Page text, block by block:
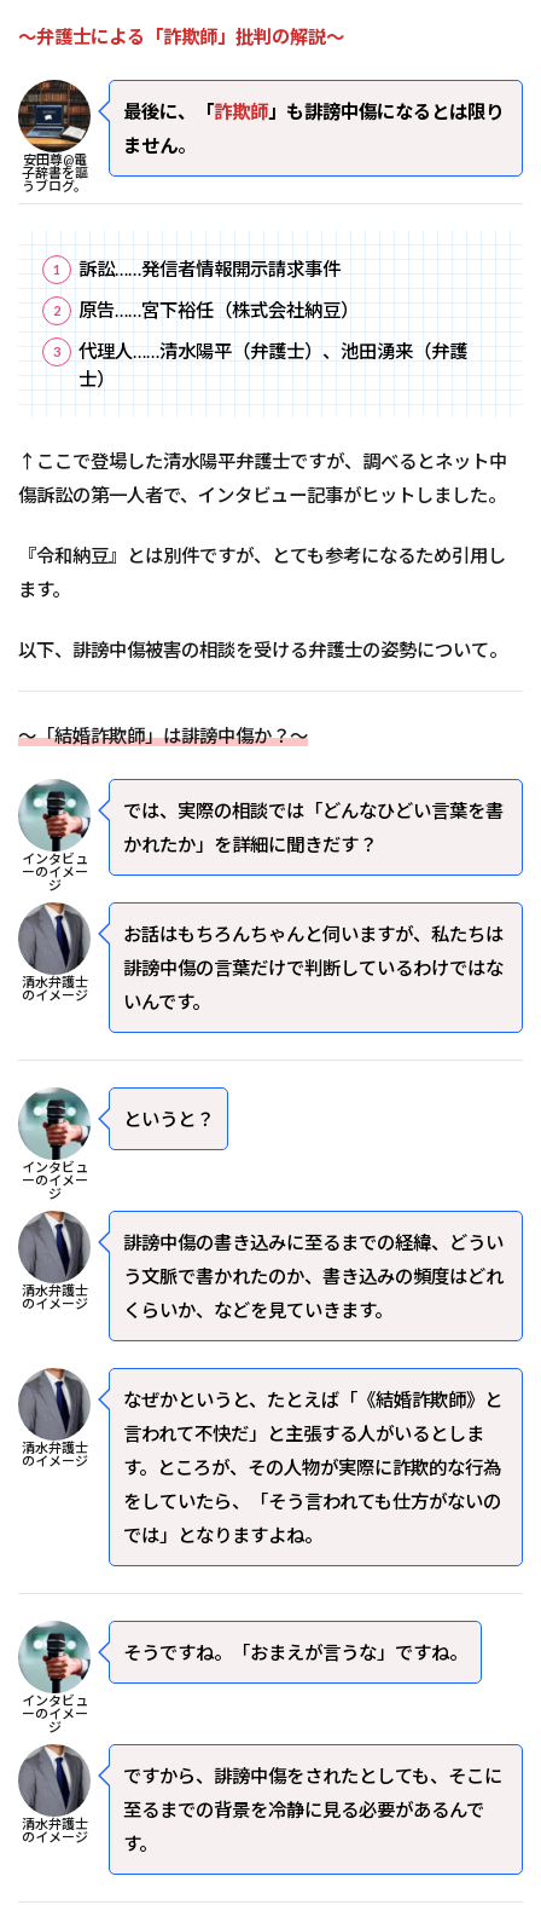
～弁護士による「詐欺師」批判の解説～
安田尊@電
子辞書を謳
うブログ。
最後に、「詐欺師」も誹謗中傷になるとは限り
ません。
訴訟……発信者情報開示請求事件
原告……宮下裕任（株式会社納豆）
代理人……清水陽平（弁護士）、池田湧来（弁護
士）
↑ここで登場した清水陽平弁護士ですが、調べるとネット中
傷訴訟の第一人者で、インタビュー記事がヒットしました。
『令和納豆』とは別件ですが、とても参考になるため引用し
ます。
以下、誹謗中傷被害の相談を受ける弁護士の姿勢について。
～「結婚詐欺師」は誹謗中傷か？～
インタビュ
ーのイメー
ジ
――では、実際の相談では「どんなひどい言葉を書
かれたか」を詳細に聞きだす？
清水弁護士
のイメージ
お話はもちろんちゃんと伺いますが、私たちは
誹謗中傷の言葉だけで判断しているわけではな
いんです。
インタビュ
ーのイメー
ジ
――というと？
清水弁護士
のイメージ
誹謗中傷の書き込みに至るまでの経緯、どうい
う文脈で書かれたのか、書き込みの頻度はどれ
くらいか、などを見ていきます。
清水弁護士
のイメージ
なぜかというと、たとえば「《結婚詐欺師》と
言われて不快だ」と主張する人がいるとしま
す。ところが、その人物が実際に詐欺的な行為
をしていたら、「そう言われても仕方がないの
では」となりますよね。
インタビュ
ーのイメー
ジ
――そうですね。「おまえが言うな」ですね。
清水弁護士
のイメージ
ですから、誹謗中傷をされたとしても、そこに
至るまでの背景を冷静に見る必要があるんで
す。